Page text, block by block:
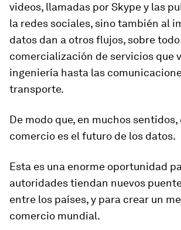
videos, llamadas por Skype y las
la redes sociales, sino también al
datos dan a otros flujos, sobre
comercialización de servicios que
ingeniería hasta las
transporte.
De modo que, en muchos sentidos,
comercio es el futuro de los datos.
Esta es una enorme oportunidad
autoridades tiendan nuevos
entre los países, y para crear un
comercio mundial.